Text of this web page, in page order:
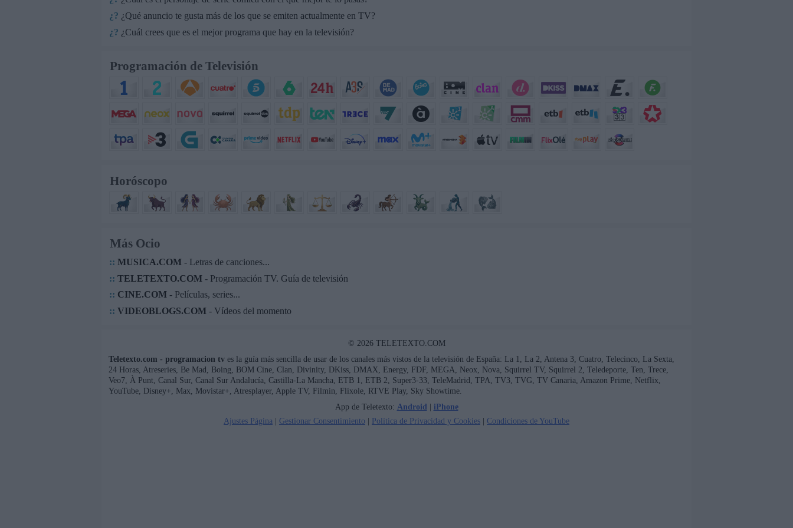
¿? ¿Qué anuncio te gusta más de los que se emiten actualmente en TV?
¿? ¿Cuál crees que es el mejor programa que hay en la televisión?
Programación de Televisión
Horóscopo
Más Ocio
:: MUSICA.COM- Letras de canciones...
:: TELETEXTO.COM- Programación TV. Guía de televisión
:: CINE.COM- Películas, series...
:: VIDEOBLOGS.COM- Vídeos del momento
© 2026 TELETEXTO.COM
Teletexto.com - programacion tv es la guía más sencilla de usar de los canales más vistos de la televisión de España: La 1, La 2, Antena 3, Cuatro, Telecinco, La Sexta,
24 Horas, Atreseries, Be Mad, Boing, BOM Cine, Clan, Divinity, DKiss, DMAX, Energy, FDF, MEGA, Neox, Nova, Squirrel TV, Squirrel 2, Teledeporte, Ten, Trece,
Veo7, À Punt, Canal Sur, Canal Sur Andalucía, Castilla-La Mancha, ETB 1, ETB 2, Super3-33, TeleMadrid, TPA, TV3, TVG, TV Canaria, Amazon Prime, Netflix,
YouTube, Disney+, Max, Movistar+, Atresplayer, Apple TV, Filmin, Flixole, RTVE Play, Sky Showtime.
App de Teletexto: Android | iPhone
Ajustes Página | Gestionar Consentimiento | Política de Privacidad y Cookies | Condiciones de YouTube